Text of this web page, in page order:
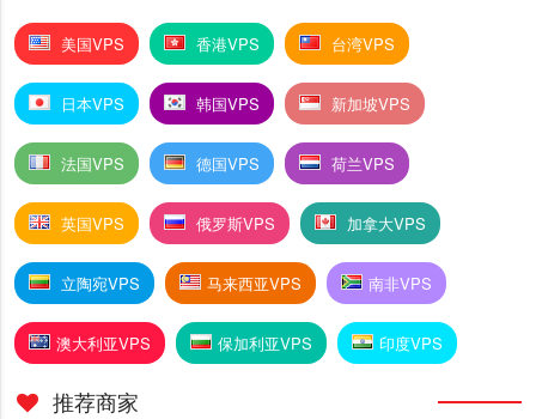
美国VPS 香港VPS 台湾VPS
日本VPS 韩国VPS 新加坡VPS
法国VPS 德国VPS 荷兰VPS
英国VPS 俄罗斯VPS 加拿大VPS
立陶宛VPS 马来西亚VPS 南非VPS
澳大利亚VPS 保加利亚VPS 印度VPS
推荐商家